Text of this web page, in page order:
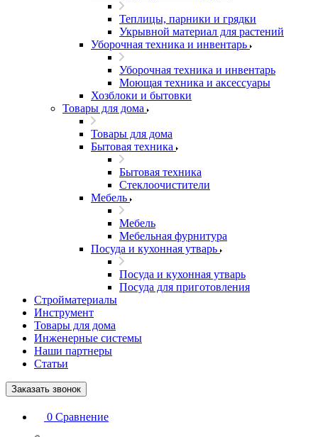
Теплицы, парники и грядки
Укрывной материал для растений
Уборочная техника и инвентарь
Уборочная техника и инвентарь
Моющая техника и аксессуары
Хозблоки и бытовки
Товары для дома
Товары для дома
Бытовая техника
Бытовая техника
Стеклоочистители
Мебель
Мебель
Мебельная фурнитура
Посуда и кухонная утварь
Посуда и кухонная утварь
Посуда для приготовления
Стройматериалы
Инструмент
Товары для дома
Инженерные системы
Наши партнеры
Статьи
Заказать звонок
0 Сравнение